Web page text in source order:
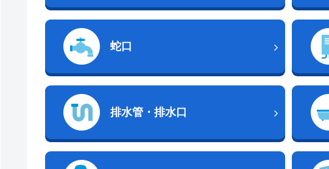
蛇口
排水管・排水口